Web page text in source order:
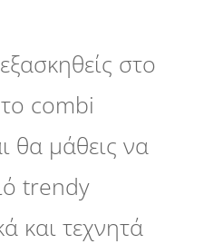
στο
combi
θα μάθεις να
trendy
και τεχνητά